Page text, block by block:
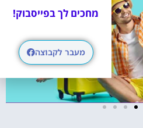
מחכים לך בפייסבוק!
מעבר לקבוצה